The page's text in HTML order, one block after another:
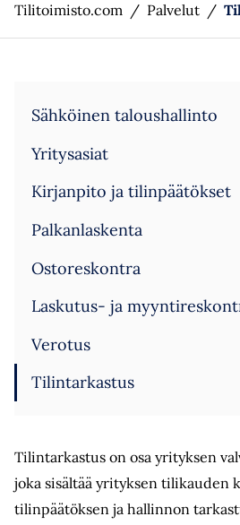
Tilitoimisto.com / Palvelut /
Sähköinen taloushallinto
Yritysasiat
Kirjanpito ja tilinpäätökset
Palkanlaskenta
Ostoreskontra
Laskutus- ja
Verotus
Tilintarkastus
Tilintarkastus on osa yrityksen
joka sisältää yrityksen tilikauden
tilinpäätöksen ja hallinnon